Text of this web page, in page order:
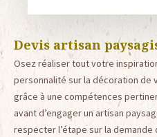
Devis artisan
Osez réaliser tout votre
personnalité sur la décoration de
grâce à une compétences
avant d’engager un artisan
respecter l’étape sur la demande